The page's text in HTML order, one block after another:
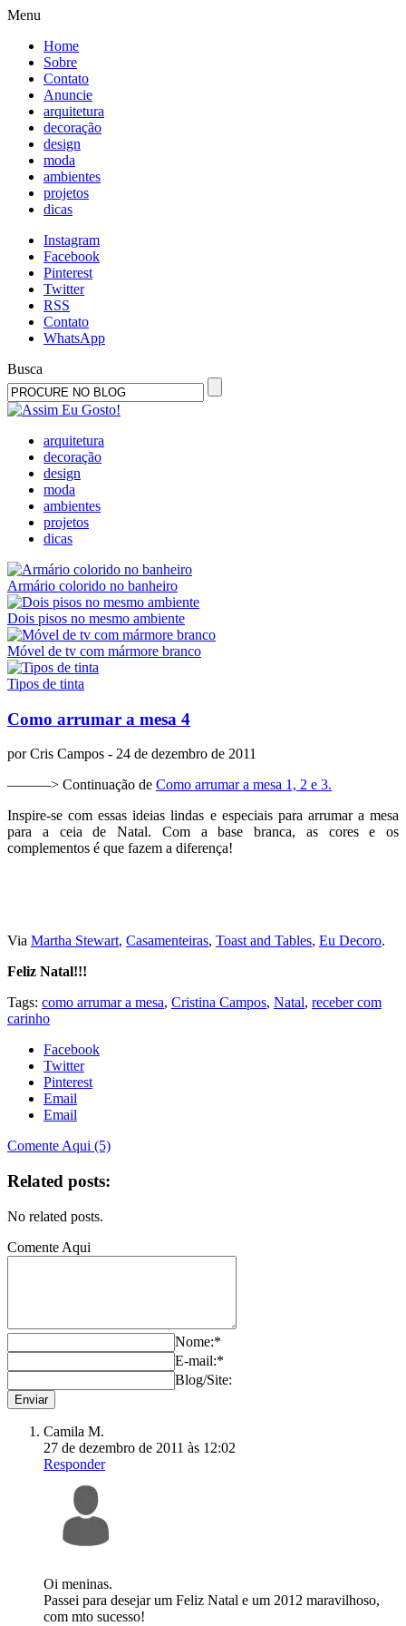
Menu
Home
Sobre
Contato
Anuncie
arquitetura
decoração
design
moda
ambientes
projetos
dicas
Instagram
Facebook
Pinterest
Twitter
RSS
Contato
WhatsApp
Busca
arquitetura
decoração
design
moda
ambientes
projetos
dicas
Armário colorido no banheiro
Dois pisos no mesmo ambiente
Móvel de tv com mármore branco
Tipos de tinta
Como arrumar a mesa 4
porCris Campos - 24 de dezembro de 2011
———> Continuação de Como arrumar a mesa 1, 2 e 3.
Inspire-se com essas ideias lindas e especiais para arrumar a mesa
para a ceia de Natal. Com a base branca, as cores e os
complementos é que fazem a diferença!
Via Martha Stewart, Casamenteiras, Toast and Tables, Eu Decoro.
Feliz Natal!!!
Tags: como arrumar a mesa, Cristina Campos, Natal, receber com
carinho
Facebook
Twitter
Pinterest
Email
Email
Comente Aqui (5)
Related posts:
No related posts.
Comente Aqui
Nome:*
E-mail:*
Blog/Site:
Camila M.
27 de dezembro de 2011 às 12:02
Responder
Oi meninas.
Passei para desejar um Feliz Natal e um 2012 maravilhoso,
com mto sucesso!